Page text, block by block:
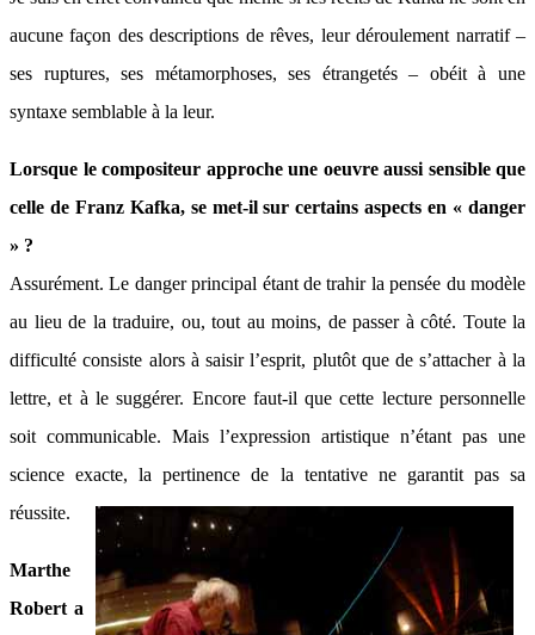
aucune façon des descriptions de rêves, leur déroulement narratif –
ses ruptures, ses métamorphoses, ses étrangetés – obéit à une
syntaxe semblable à la leur.
Lorsque le compositeur approche une oeuvre aussi sensible que
celle de Franz Kafka, se met-il sur certains aspects en « danger
» ?
Assurément. Le danger principal étant de trahir la pensée du modèle
au lieu de la traduire, ou, tout au moins, de passer à côté. Toute la
difficulté consiste alors à saisir l’esprit, plutôt que de s’attacher à la
lettre, et à le suggérer. Encore faut-il que cette lecture personnelle
soit communicable. Mais l’expression artistique n’étant pas une
science exacte, la pertinence de la tentative ne garantit pas sa
réussite.
Marthe
Robert a